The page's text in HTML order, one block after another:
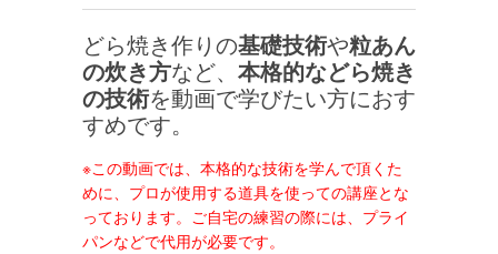
どら焼き作りの基礎技術や粒あん
の炊き方など、 本格的などら焼き
の技術を動画で学びたい方におす
すめです。
※この動画では、本格的な技術を学んで頂くた
めに、プロが使用する道具を使っての講座とな
っております。ご自宅の練習の際には、プライ
パンなどで代用が必要です。